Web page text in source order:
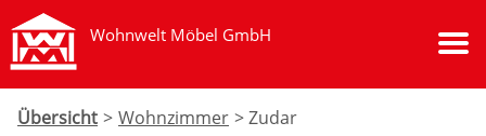
Wohnwelt Möbel GmbH
Übersicht > Wohnzimmer > Zudar